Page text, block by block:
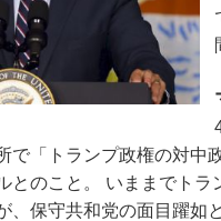
で「トランプ政権の対中
とのこと。 いままでト
、保守共和党の面目躍如